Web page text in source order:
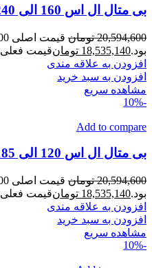
بی متال ال اس 160 الی 240 آمپر سایز MT-225
20,594,600 تومان
بود.18,535,140 تومانقیمت فعلی 18,535,140 تومان است.
افزودن به علاقه مندی
افزودن به سبد خرید
مشاهده سریع
-10%
Add to compare
بی متال ال اس 120 الی 185 آمپر سایز MT-225
20,594,600 تومان
بود.18,535,140 تومانقیمت فعلی 18,535,140 تومان است.
افزودن به علاقه مندی
افزودن به سبد خرید
مشاهده سریع
-10%